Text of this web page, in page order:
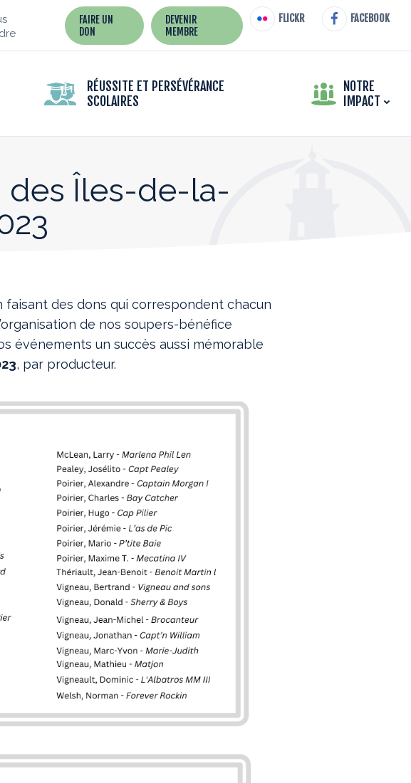
FAIRE UN
DON
DEVENIR
MEMBRE
FLICKR FACEBOOK
RÉUSSITE ET PERSÉVÉRANCE
SCOLAIRES
NOTRE
IMPACT
des Îles-de-la-
des dons qui correspondent chacun
de nos soupers-bénéfice
événements un succès aussi mémorable
, par producteur.